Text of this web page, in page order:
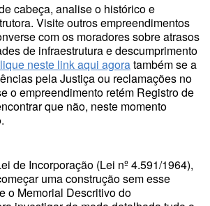
cabeça, analise o histórico e
Visite outros empreendimentos
com os moradores sobre atrasos
de infraestrutura e descumprimento
neste link aqui agoratambém se a
pela Justiça ou reclamações no
o empreendimento retém Registro de
que não, neste momento
de Incorporação (Lei nº 4.591/1964),
uma construção sem esse
o Memorial Descritivo do